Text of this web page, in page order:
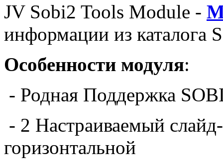
JV Sobi2 Tools Module -
информации из каталога
Особенности модуля:
- Родная Поддержка
- 2 Настраиваемый
горизонтальной